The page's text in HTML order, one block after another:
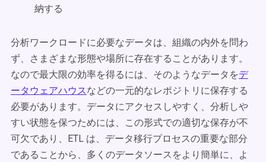
納する
分析ワークロードに必要なデータは、組織の内外を問わ
ず、さまざまな形態や場所に存在することがあります。
なので最大限の効率を得るには、そのようなデータをデ
ータウェアハウスなどの一元的なレポジトリに保存する
必要があります。データにアクセスしやすく、分析しや
すい状態を保つためには、この形式での適切な保存が不
可欠であり、ETL は、データ移行プロセスの重要な部分
であることから、多くのデータソースをより簡単に、よ